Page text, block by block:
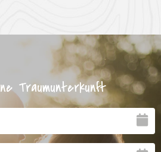
Traumunterkunft